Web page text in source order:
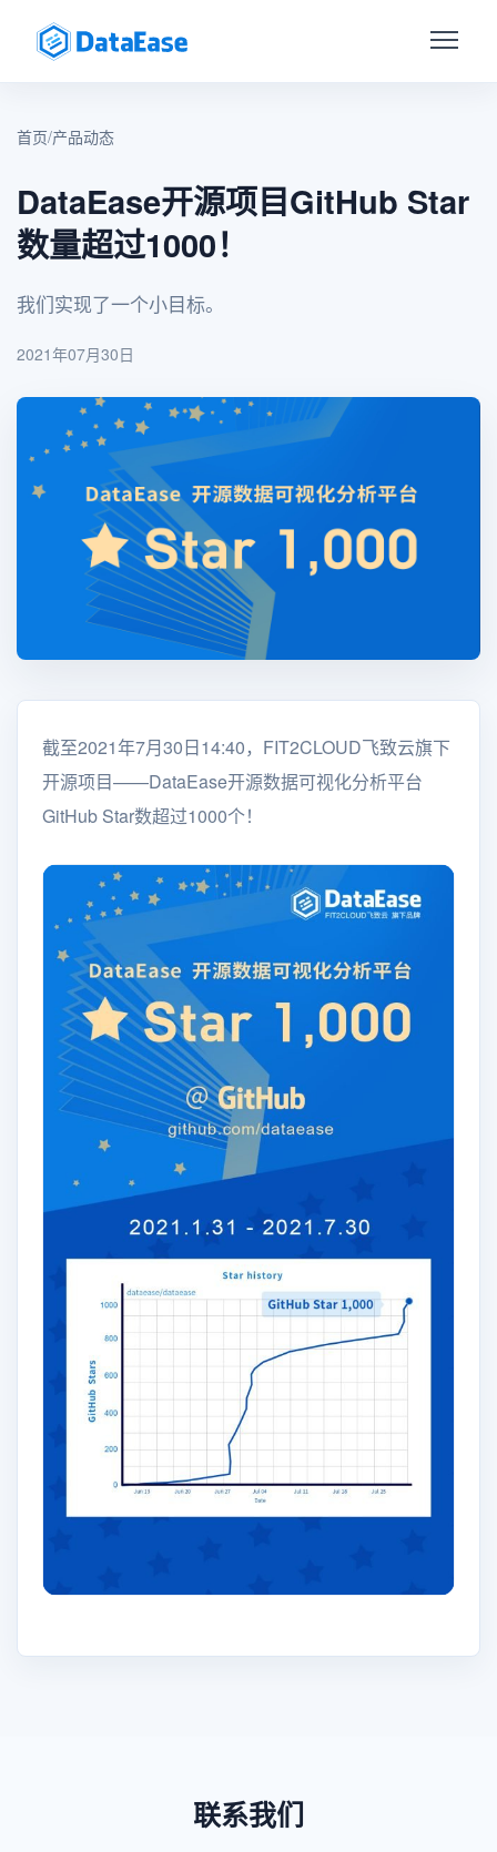
首页/产品动态
DataEase开源项目GitHub Star
数量超过1000！
我们实现了一个小目标。
2021年07月30日
截至2021年7月30日14:40，FIT2CLOUD飞致云旗下
开源项目——DataEase开源数据可视化分析平台
GitHub Star数超过1000个！
联系我们